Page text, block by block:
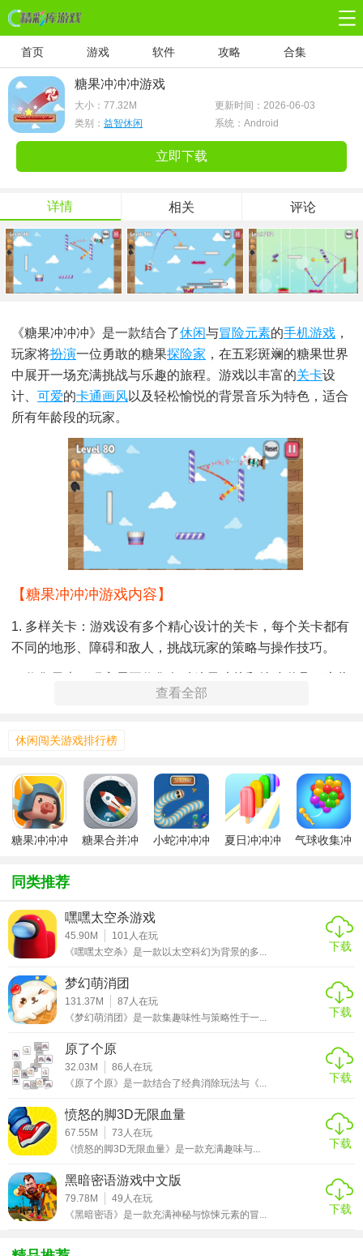
首页 游戏 软件 攻略 合集
糖果冲冲冲游戏
大小： 77.32M
更新时间：2026-06-03
类别： 益智休闲 系统：Android
立即下载
详情 相关 评论
《糖果冲冲冲》是一款结合了休闲与冒险元素的手机游戏 ，
玩家将扮演一位勇敢的糖果探险家 ，在五彩斑斓的糖果世界
中展开一场充满挑战与乐趣的旅程。游戏以丰富的关卡设
计、 可爱的卡通画风以及轻松愉悦的背景音乐为特色，适合
所有年龄段的玩家。
【糖果冲冲冲游戏内容】
1. 多样关卡：游戏设有多个精心设计的关卡，每个关卡都有
不同的地形、障碍和敌人，挑战玩家的策略与操作技巧。
道具可以帮助玩家克服难关，解锁新的角色和皮肤。
4. 社交互动：支持多人在线竞技模式，玩家可以与朋友一起
组队挑战，或参与全球排行榜，争夺最高荣誉。
【糖果冲冲冲游戏玩法】
爬来避开障碍物，收集糖果。
2. 技能释放：特定角色拥有独特的技能，如瞬间冲刺、时间
暂停等，合理使用技能是通关的关键。
3. 策略规划：面对复杂关卡时，玩家需提前规划路线，考虑
如何高效收集糖果并避开危险。
4. 任务挑战：完成每日任务、周挑战等，获取额外奖励，提
升游戏进度。
5. 限时活动：参与节日或特殊事件活动，获取限定皮肤、道
【糖果冲冲冲游戏攻略】
2. 技能搭配：根据关卡特点选择合适的角色和技能组合。
能力。
查看全部
休闲闯关游戏排行榜
糖果冲冲冲
糖果合并冲
小蛇冲冲冲 夏日冲冲冲
气球收集冲
同类推荐
嘿嘿太空杀游戏
45.90M 101 人在玩
《嘿嘿太空杀》是一款以太空科幻为背景的多...
下载
梦幻萌消团
131.37M 87 人在玩
《梦幻萌消团》是一款集趣味性与策略性于一...
下载
原了个原
32.03M 86 人在玩
《原了个原》是一款结合了经典消除玩法与《...
下载
愤怒的脚3D无限血量
67.55M 73 人在玩
《愤怒的脚3D无限血量》是一款充满趣味与...
下载
黑暗密语游戏中文版
79.78M 49 人在玩
《黑暗密语》是一款充满神秘与惊悚元素的冒...
下载